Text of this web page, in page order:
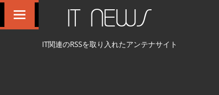
IT NEWS
IT関連のRSSを取り入れたアンテナサイト